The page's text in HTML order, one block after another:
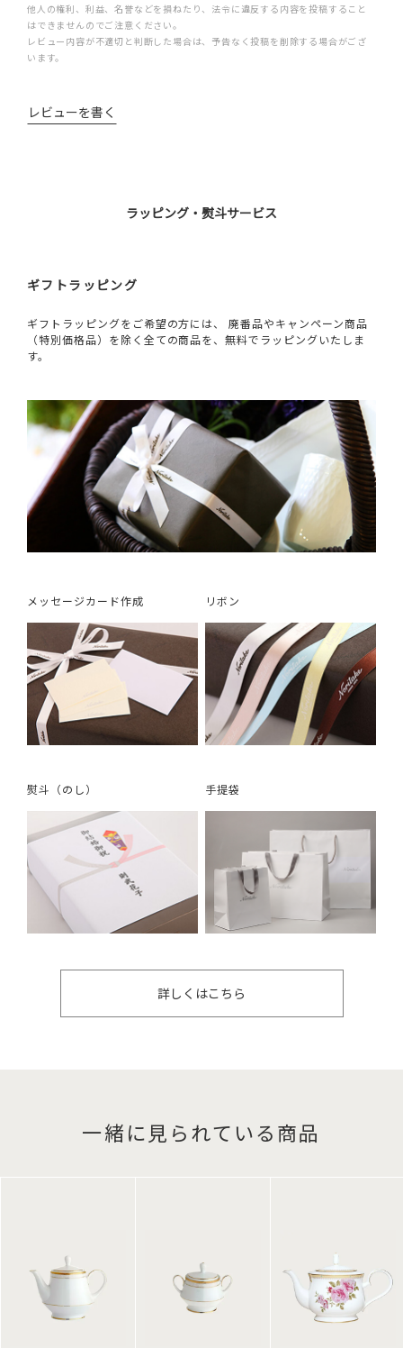
他人の権利、利益、名誉などを損ねたり、法令に違反する内容を投稿すること
はできませんのでご注意ください。
レビュー内容が不適切と判断した場合は、予告なく投稿を削除する場合がござ
います。
レビューを書く
ラッピング・熨斗サービス
ギフトラッピング
ギフトラッピングをご希望の方には、 廃番品やキャンペーン商品
（特別価格品）を除く全ての商品を、無料でラッピングいたしま
す。
メッセージカード作成 リボン
熨斗（のし） 手提袋
詳しくはこちら
一緒に見られている商品